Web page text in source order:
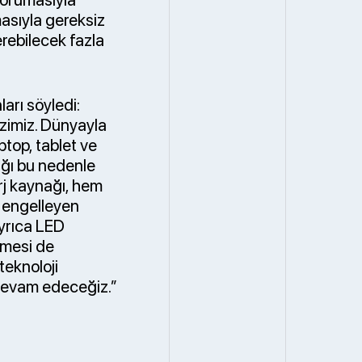
gereksiz
fazla
söyledi:
Dünyayla
tablet ve
bu nedenle
kaynağı, hem
LED
de
edeceğiz.”